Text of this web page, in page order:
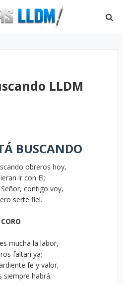
LLDM
BUSCANDO
obreros hoy,
ir con El;
Señor, contigo voy,
serte fiel.
CORO
mucha la labor,
faltan ya;
fe y valor,
siempre habrá.